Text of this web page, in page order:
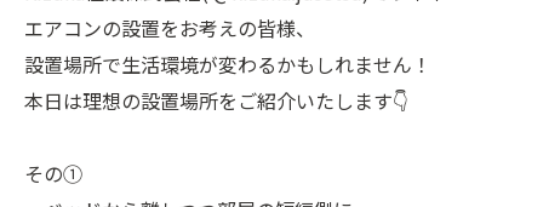
エアコンの設置をお考えの皆様、
設置場所で生活環境が変わるかもしれません！
本日は理想の設置場所をご紹介いたします👇
その①